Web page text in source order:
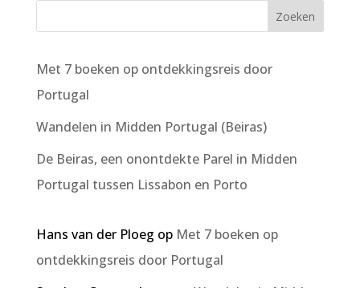
Met 7 boeken op ontdekkingsreis door
Portugal
Wandelen in Midden Portugal (Beiras)
De Beiras, een onontdekte Parel in Midden
Portugal tussen Lissabon en Porto
Hans van der Ploeg op Met 7 boeken op
ontdekkingsreis door Portugal